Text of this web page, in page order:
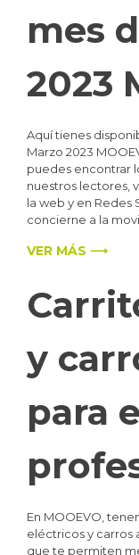
mes
2023
Aquí tienes
Marzo 2023
puedes encontrar
nuestros lectores,
la web y en Redes
concierne a la
VER MÁS ⟶
y
para
En MOOEVO,
eléctricos y carros
que te permiten